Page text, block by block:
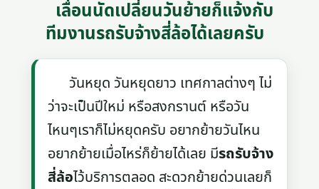
เลื่อนนัดเปลี่ยนวันย้ายก็แจ้งกับ
ทีมงานรถรับจ้างสี่ล้อได้เลยครับ
วันหยุด วันหยุดยาว เทศกาลต่างๆ ไม่
ว่าจะเป็นปีใหม่ หรือสงกรานต์ หรือวัน
ไหนๆเราก็ไม่หยุดครับ อยากย้ายวันไหน
อยากย้ายเมื่อไหร่ก็ย้ายได้เลย มีรถรับจ้าง
สี่ล้อไว้บริการตลอด สะดวกย้ายด่วนเลยก็